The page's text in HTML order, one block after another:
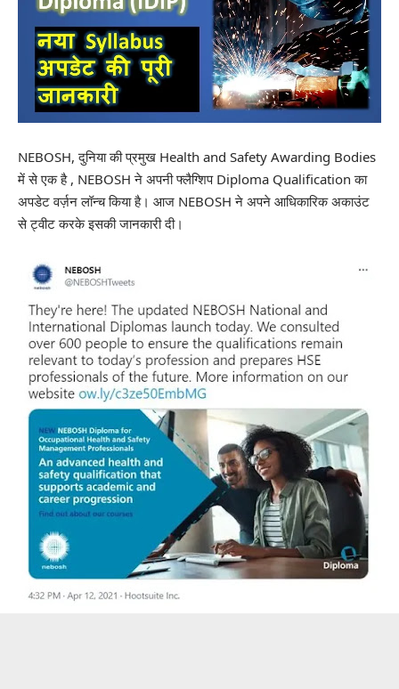
NEBOSH, दुनिया की प्रमुख Health and Safety Awarding Bodies
में से एक है , NEBOSH ने अपनी फ्लैग्शिप Diploma Qualification का
अपडेट वर्ज़न लॉन्च किया है। आज NEBOSH ने अपने आधिकारिक अकाउंट
से ट्वीट करके इसकी जानकारी दी।